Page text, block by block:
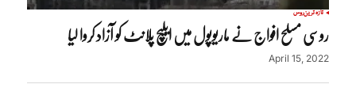
تازہ ترینروس
روسی مسلح افواج نے ماریوپول میں ایلیچ پلانٹ کو آزاد کروا لیا
April 15, 2022